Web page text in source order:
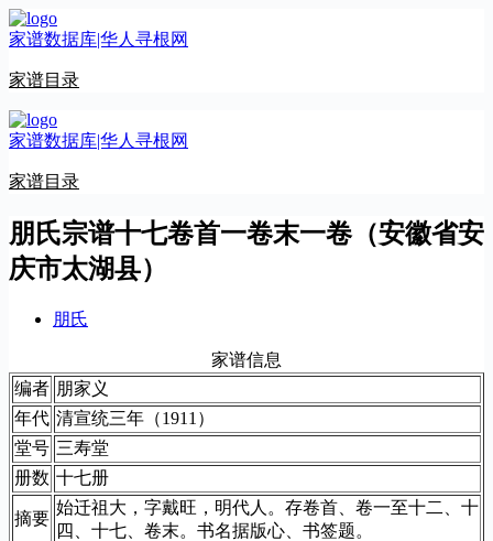
跳
至
容
家谱数据库|华人寻根网
家谱目录
家谱数据库|华人寻根网
家谱目录
朋氏宗谱十七卷首一卷末一卷（安徽省安
庆市太湖县）
朋氏
家谱信息
编者 朋家义
年代 清宣统三年（1911）
堂号 三寿堂
册数 十七册
摘要
始迁祖大，字戴旺，明代人。存卷首、卷一至十二、十
四、十七、卷末。书名据版心、书签题。